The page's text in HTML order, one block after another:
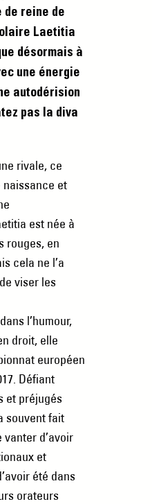
reine de
Laetitia
désormais à
une énergie
autodérision
pas la diva
rivale, ce
naissance et
est née à
rouges, en
cela ne l’a
viser les
l’humour,
droit, elle
européen
Défiant
et préjugés
souvent fait
vanter d’avoir
et
été dans
orateurs